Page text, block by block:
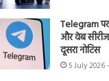
Telegram
और वेब सीरीज
दूसरा नोटिस
5 July 2026